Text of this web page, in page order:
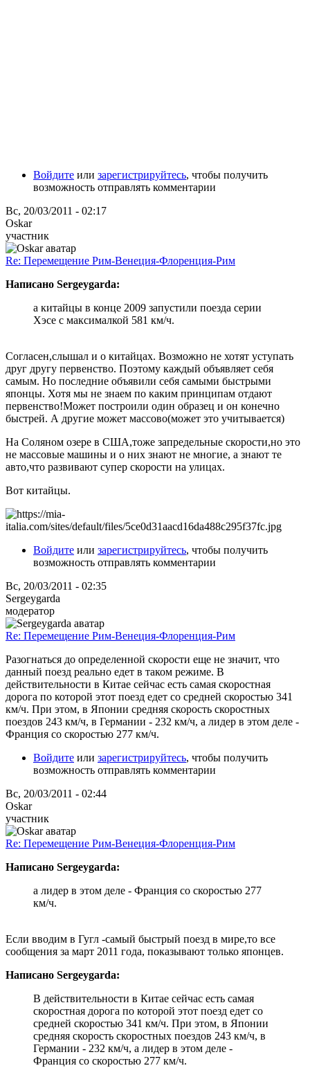
Войдите или зарегистрируйтесь, чтобы получить
возможность отправлять комментарии
Вс, 20/03/2011 - 02:17
Oskar
участник
Re: Перемещение Рим-Венеция-Флоренция-Рим
Написано Sergeygarda:
а китайцы в конце 2009 запустили поезда серии
Хэсе с максималкой 581 км/ч.
Согласен,слышал и о китайцах. Возможно не хотят уступать
друг другу первенство. Поэтому каждый объявляет себя
самым. Но последние объявили себя самыми быстрыми
японцы. Хотя мы не знаем по каким принципам отдают
первенство!Может построили один образец и он конечно
быстрей. А другие может массово(может это учитывается)
На Соляном озере в США,тоже запредельные скорости,но это
не массовые машины и о них знают не многие, а знают те
авто,что развивают супер скорости на улицах.
Вот китайцы.
Войдите или зарегистрируйтесь, чтобы получить
возможность отправлять комментарии
Вс, 20/03/2011 - 02:35
Sergeygarda
модератор
Re: Перемещение Рим-Венеция-Флоренция-Рим
Разогнаться до определенной скорости еще не значит, что
данный поезд реально едет в таком режиме. В
действительности в Китае сейчас есть самая скоростная
дорога по которой этот поезд едет со средней скоростью 341
км/ч. При этом, в Японии средняя скорость скоростных
поездов 243 км/ч, в Германии - 232 км/ч, а лидер в этом деле -
Франция со скоростью 277 км/ч.
Войдите или зарегистрируйтесь, чтобы получить
возможность отправлять комментарии
Вс, 20/03/2011 - 02:44
Oskar
участник
Re: Перемещение Рим-Венеция-Флоренция-Рим
Написано Sergeygarda:
а лидер в этом деле - Франция со скоростью 277
км/ч.
Если вводим в Гугл -самый быстрый поезд в мире,то все
сообщения за март 2011 года, показывают только японцев.
Написано Sergeygarda:
В действительности в Китае сейчас есть самая
скоростная дорога по которой этот поезд едет со
средней скоростью 341 км/ч. При этом, в Японии
средняя скорость скоростных поездов 243 км/ч, в
Германии - 232 км/ч, а лидер в этом деле -
Франция со скоростью 277 км/ч.